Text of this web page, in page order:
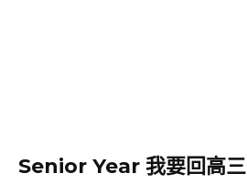
Senior Year 我要回高三